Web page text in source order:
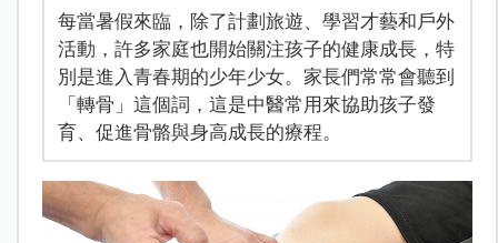
每當暑假來臨，除了計劃旅遊、學習才藝和戶外
活動，許多家庭也開始關注孩子的健康成長，特
別是進入青春期的少年少女。家長們常常會聽到
「轉骨」這個詞，這是中醫常用來協助孩子發
育、促進骨骼與身高成長的療程。